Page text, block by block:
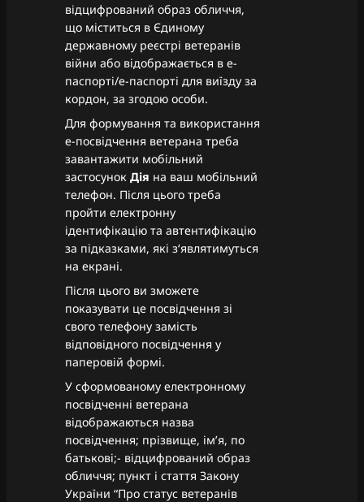
відцифрований образ обличчя,
що міститься в Єдиному
державному реєстрі ветеранів
війни або відображається в е-
паспорті/е-паспорті для виїзду за
кордон, за згодою особи.
Для формування та використання
е-посвідчення ветерана треба
завантажити мобільний
застосунок Дія на ваш мобільний
телефон. Після цього треба
пройти електронну
ідентифікацію та автентифікацію
за підказками, які з‘являтимуться
на екрані.
Після цього ви зможете
показувати це посвідчення зі
свого телефону замість
відповідного посвідчення у
паперовій формі.
У сформованому електронному
посвідченні ветерана
відображаються назва
посвідчення; прізвище, ім’я, по
батькові;- відцифрований образ
обличчя; пункт і стаття Закону
України “Про статус ветеранів